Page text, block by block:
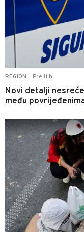
REGION Pre 11 h
Novi detalji
među